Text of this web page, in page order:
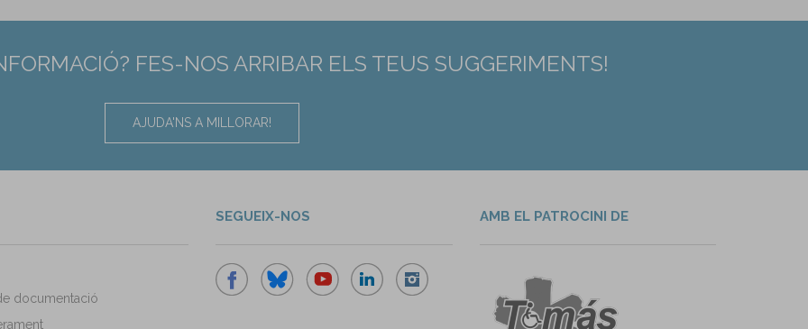
FES-NOS ARRIBAR ELS TEUS SUGGERIMENTS!
AJUDA'NS A MILLORAR!
documentació
SEGUEIX-NOS AMB EL PATROCINI DE